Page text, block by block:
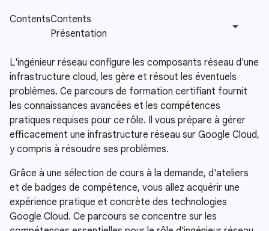
L'ingénieur réseau configure les composants réseau d'une
infrastructure cloud, les gère et résout les éventuels
problèmes. Ce parcours de formation certifiant fournit
les connaissances avancées et les compétences
pratiques requises pour ce rôle. Il vous prépare à gérer
efficacement une infrastructure réseau sur Google Cloud,
y compris à résoudre ses problèmes.
Grâce à une sélection de cours à la demande, d'ateliers
et de badges de compétence, vous allez acquérir une
expérience pratique et concrète des technologies
Google Cloud. Ce parcours se concentre sur les